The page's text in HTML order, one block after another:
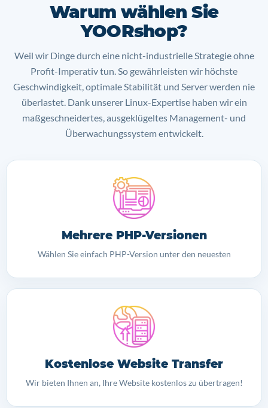
Warum wählen Sie
YOORshop?
Weil wir Dinge durch eine nicht-industrielle Strategie ohne
Profit-Imperativ tun. So gewährleisten wir höchste
Geschwindigkeit, optimale Stabilität und Server werden nie
überlastet. Dank unserer Linux-Expertise haben wir ein
maßgeschneidertes, ausgeklügeltes Management- und
Überwachungssystem entwickelt.
Mehrere PHP-Versionen
Wählen Sie einfach PHP-Version unter den neuesten
Kostenlose Website Transfer
Wir bieten Ihnen an, Ihre Website kostenlos zu übertragen!